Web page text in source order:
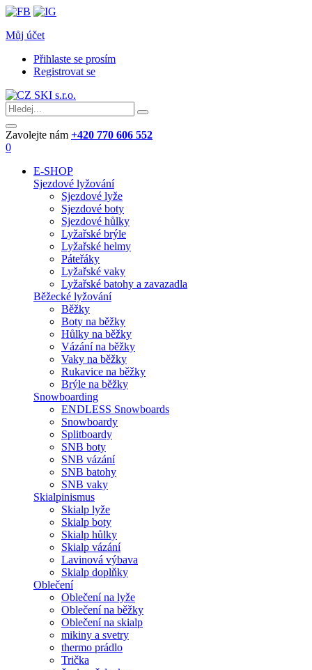
Můj účet
Přihlaste se prosím
Registrovat se
Zavolejte nám +420 770 606 552
0
E-SHOP
Sjezdové lyžování
Sjezdové lyže
Sjezdové boty
Sjezdové hůlky
Lyžařské brýle
Lyžařské helmy
Páteřáky
Lyžařské vaky
Lyžařské batohy a zavazadla
Běžecké lyžování
Běžky
Boty na běžky
Hůlky na běžky
Vázání na běžky
Vaky na běžky
Rukavice na běžky
Brýle na běžky
Snowboarding
ENDLESS Snowboards
Snowboardy
Splitboardy
SNB boty
SNB vázání
SNB batohy
SNB vaky
Skialpinismus
Skialp lyže
Skialp boty
Skialp hůlky
Skialp vázání
Lavinová výbava
Skialp doplňky
Oblečení
Oblečení na lyže
Oblečení na běžky
Oblečení na skialp
mikiny a svetry
thermo prádlo
Trička